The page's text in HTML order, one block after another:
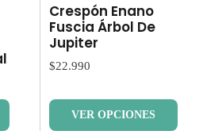
Crespón Enano
Fuscia Árbol De
Jupiter
$22.990
VER OPCIONES